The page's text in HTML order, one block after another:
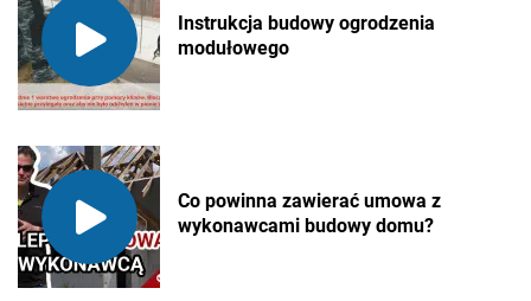
Instrukcja budowy ogrodzenia
modułowego
Co powinna zawierać umowa z
wykonawcami budowy domu?